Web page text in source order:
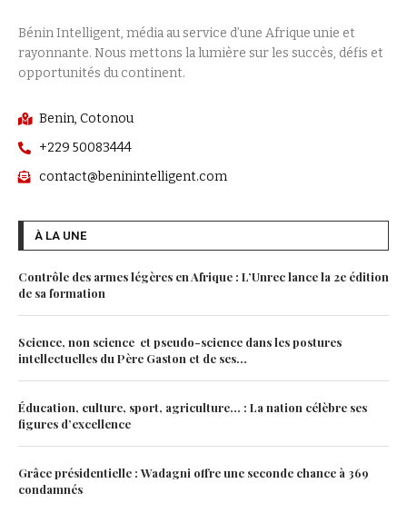
Bénin Intelligent, média au service d’une Afrique unie et
rayonnante. Nous mettons la lumière sur les succès, défis et
opportunités du continent.
Benin, Cotonou
+229 50083444
contact@beninintelligent.com
À LA UNE
Contrôle des armes légères en Afrique : L’Unrec lance la 2e édition
de sa formation
Science, non science et pseudo-science dans les postures
intellectuelles du Père Gaston et de ses...
Éducation, culture, sport, agriculture… : La nation célèbre ses
figures d’excellence
Grâce présidentielle : Wadagni offre une seconde chance à 369
condamnés